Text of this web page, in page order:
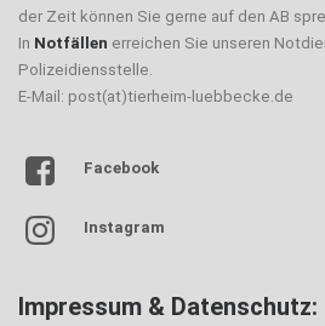
der Zeit können Sie gerne auf den AB
In Notfällen erreichen Sie unseren
Polizeidiensstelle.
E-Mail: post(at)tierheim-luebbecke.de
Facebook
Instagram
Impressum & Datenschutz: